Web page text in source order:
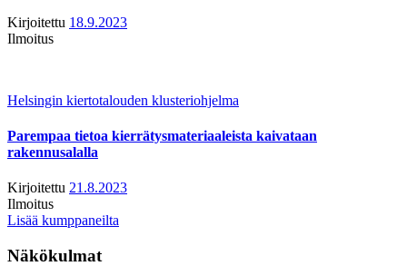
Kirjoitettu 18.9.2023
Ilmoitus
Helsingin kiertotalouden klusteriohjelma
Parempaa tietoa kierrätysmateriaaleista kaivataan
rakennusalalla
Kirjoitettu 21.8.2023
Ilmoitus
Lisää kumppaneilta
Näkökulmat